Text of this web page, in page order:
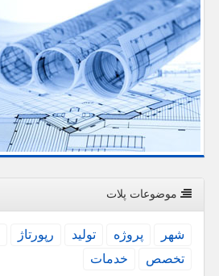
موضوعات پلات
شهر پروژه تولید رپورتاژ
تخصص
خدمات